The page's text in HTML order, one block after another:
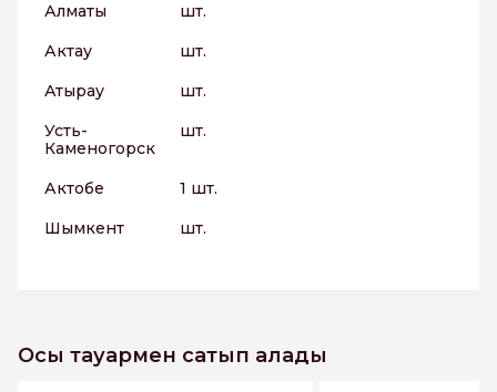
Алматы
шт.
Актау
шт.
Атырау
шт.
Усть-
Каменогорск
шт.
Актобе
1 шт.
Шымкент
шт.
Осы тауармен сатып алады